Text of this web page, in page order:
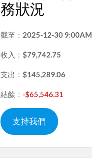
務狀況
截至： 2025-12-30 9:00AM
收入： $79,742.75
支出： $145,289.06
結餘： -$65,546.31
支持我們